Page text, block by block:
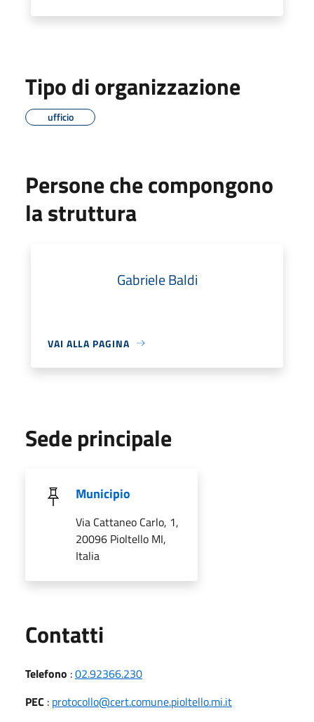
Tipo di organizzazione
ufficio
Persone che compongono
la struttura
Gabriele Baldi
VAI ALLA PAGINA
Sede principale
Municipio
Via Cattaneo Carlo, 1,
20096 Pioltello MI,
Italia
Contatti
Telefono :02.92366.230
PEC : protocollo@cert.comune.pioltello.mi.it